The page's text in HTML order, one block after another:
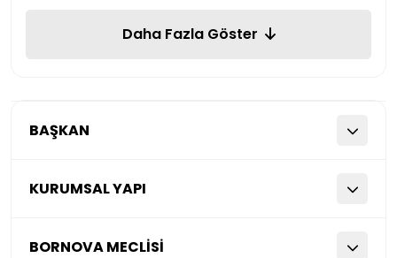
BAŞKAN
KURUMSAL YAPI
BORNOVA MECLİSİ
Daha Fazla Göster